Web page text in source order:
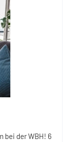
bei der WBH! 6